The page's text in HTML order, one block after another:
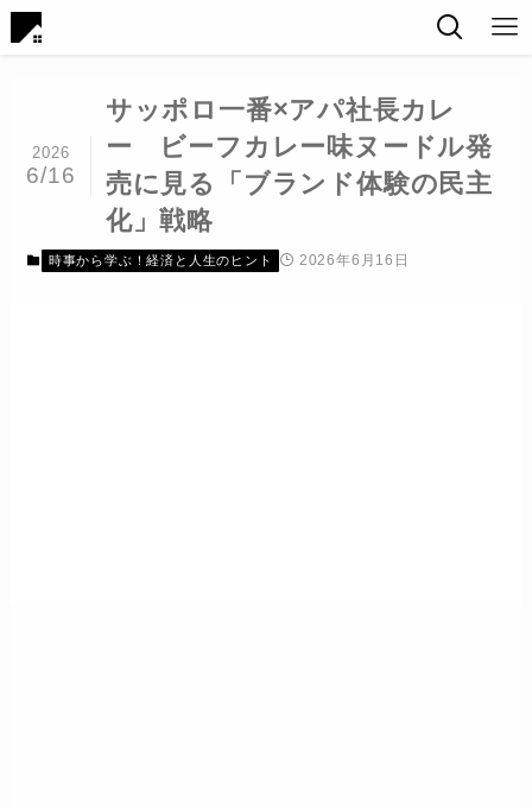
サッポロ一番×アパ社長カレ
ー ビーフカレー味ヌードル発
売に見る「ブランド体験の民主
化」戦略
2026
6/16
時事から学ぶ！経済と人生のヒント 2026年6月16日